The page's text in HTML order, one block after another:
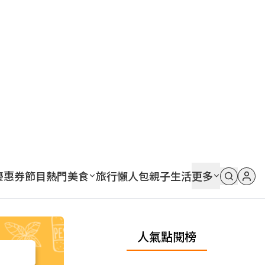
惠券節目熱門美食 旅行懶人包親子生活更多
人氣點閱榜